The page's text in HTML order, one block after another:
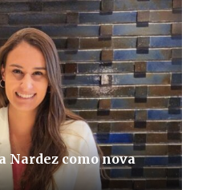
Nardez como nova